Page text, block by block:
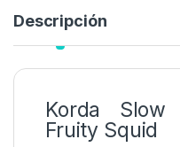
Descripción
Korda Slow
Fruity Squid